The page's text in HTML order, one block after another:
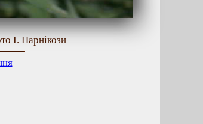
І. Парнікози